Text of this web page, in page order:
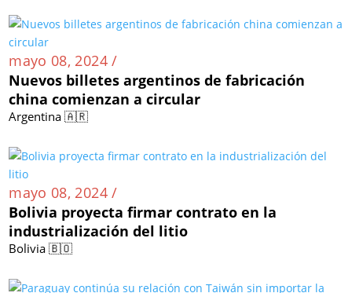
mayo 08, 2024 /
Nuevos billetes argentinos de fabricación
china comienzan a circular
Argentina 🇦🇷
mayo 08, 2024 /
Bolivia proyecta firmar contrato en la
industrialización del litio
Bolivia 🇧🇴